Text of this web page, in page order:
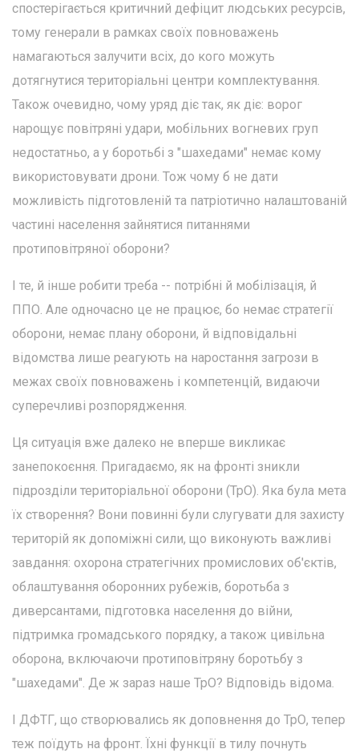
спостерігається критичний дефіцит людських ресурсів,
тому генерали в рамках своїх повноважень
намагаються залучити всіх, до кого можуть
дотягнутися територіальні центри комплектування.
Також очевидно, чому уряд діє так, як діє: ворог
нарощує повітряні удари, мобільних вогневих груп
недостатньо, а у боротьбі з "шахедами" немає кому
використовувати дрони. Тож чому б не дати
можливість підготовленій та патріотично налаштованій
частині населення зайнятися питаннями
протиповітряної оборони?
І те, й інше робити треба -- потрібні й мобілізація, й
ППО. Але одночасно це не працює, бо немає стратегії
оборони, немає плану оборони, й відповідальні
відомства лише реагують на наростання загрози в
межах своїх повноважень і компетенцій, видаючи
суперечливі розпорядження.
Ця ситуація вже далеко не вперше викликає
занепокоєння. Пригадаємо, як на фронті зникли
підрозділи територіальної оборони (ТрО). Яка була мета
їх створення? Вони повинні були слугувати для захисту
територій як допоміжні сили, що виконують важливі
завдання: охорона стратегічних промислових об'єктів,
облаштування оборонних рубежів, боротьба з
диверсантами, підготовка населення до війни,
підтримка громадського порядку, а також цивільна
оборона, включаючи протиповітряну боротьбу з
"шахедами". Де ж зараз наше ТрО? Відповідь відома.
І ДФТГ, що створювались як доповнення до ТрО, тепер
теж поїдуть на фронт. Їхні функції в тилу почнуть